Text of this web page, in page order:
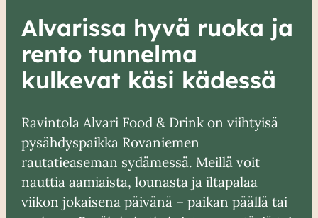
Alvarissa hyvä ruoka ja
rento tunnelma
kulkevat käsi kädessä
Ravintola Alvari Food & Drink on viihtyisä
pysähdyspaikka Rovaniemen
rautatieaseman sydämessä. Meillä voit
nauttia aamiaista, lounasta ja iltapalaa
viikon jokaisena päivänä – paikan päällä tai